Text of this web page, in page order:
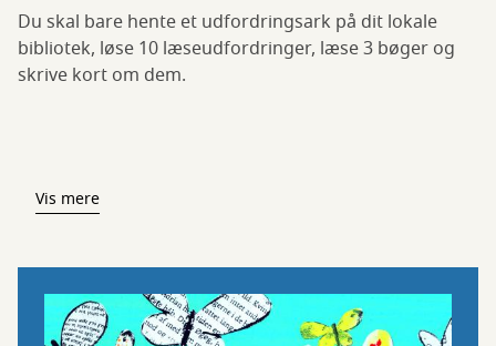
Du skal bare hente et udfordringsark på dit lokale
bibliotek, løse 10 læseudfordringer, læse 3 bøger og
skrive kort om dem.
Vis mere